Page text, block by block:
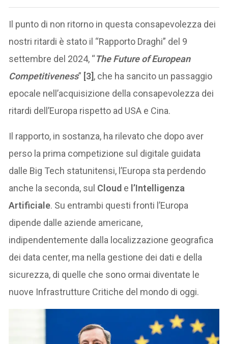
Il punto di non ritorno in questa consapevolezza dei
nostri ritardi è stato il “Rapporto Draghi” del 9
settembre del 2024, “The Future of European
Competitiveness” [3], che ha sancito un passaggio
epocale nell’acquisizione della consapevolezza dei
ritardi dell’Europa rispetto ad USA e Cina.
Il rapporto, in sostanza, ha rilevato che dopo aver
perso la prima competizione sul digitale guidata
dalle Big Tech statunitensi, l’Europa sta perdendo
anche la seconda, sul Cloud e l’Intelligenza
Artificiale. Su entrambi questi fronti l’Europa
dipende dalle aziende americane,
indipendentemente dalla localizzazione geografica
dei data center, ma nella gestione dei dati e della
sicurezza, di quelle che sono ormai diventate le
nuove Infrastrutture Critiche del mondo di oggi.